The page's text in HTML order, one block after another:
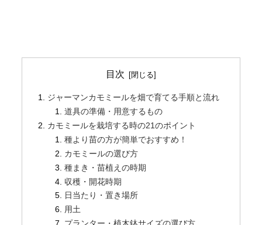
目次
ジャーマンカモミールを畑で育てる手順と流れ
道具の準備・用意するもの
カモミールを栽培する時の21のポイント
種より苗の方が簡単でおすすめ！
カモミールの選び方
種まき・苗植えの時期
収穫・開花時期
日当たり・置き場所
用土